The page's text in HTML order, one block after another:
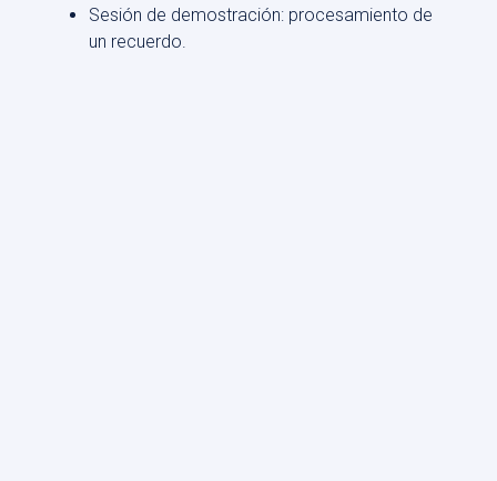
Sesión de demostración: procesamiento de
un recuerdo.